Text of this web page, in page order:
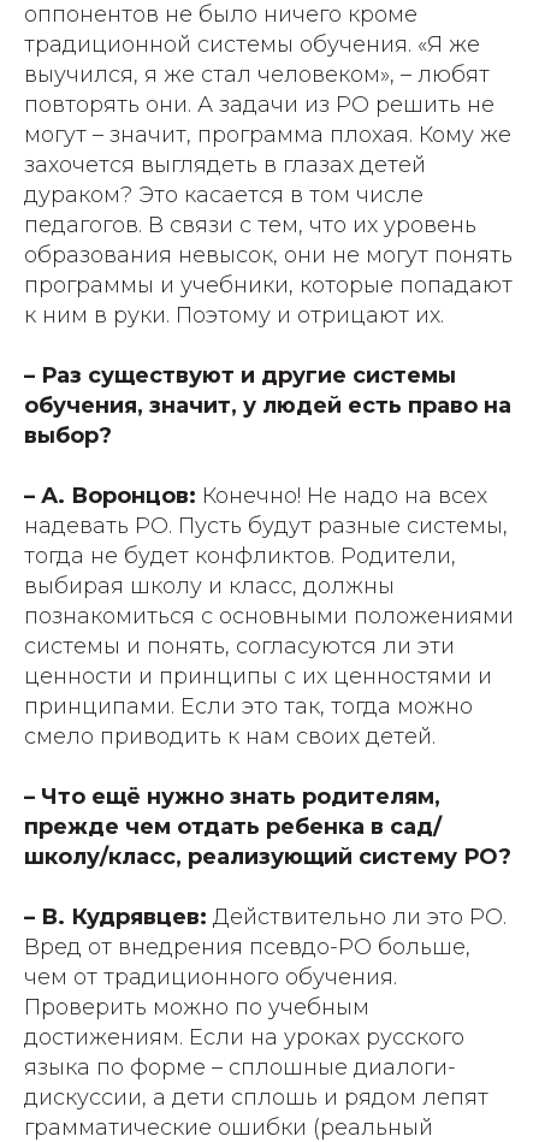
оппонентов не было ничего кроме
традиционной системы обучения. «Я же
выучился, я же стал человеком», – любят
повторять они. А задачи из РО решить не
могут – значит, программа плохая. Кому же
захочется выглядеть в глазах детей
дураком? Это касается в том числе
педагогов. В связи с тем, что их уровень
образования невысок, они не могут понять
программы и учебники, которые попадают
к ним в руки. Поэтому и отрицают их.
– Раз существуют и другие системы
обучения, значит, у людей есть право на
выбор?
– А. Воронцов: Конечно! Не надо на всех
надевать РО. Пусть будут разные системы,
тогда не будет конфликтов. Родители,
выбирая школу и класс, должны
познакомиться с основными положениями
системы и понять, согласуются ли эти
ценности и принципы с их ценностями и
принципами. Если это так, тогда можно
смело приводить к нам своих детей.
– Что ещё нужно знать родителям,
прежде чем отдать ребенка в сад/
школу/класс, реализующий систему РО?
– В. Кудрявцев: Действительно ли это РО.
Вред от внедрения псевдо-РО больше,
чем от традиционного обучения.
Проверить можно по учебным
достижениям. Если на уроках русского
языка по форме – сплошные диалоги-
дискуссии, а дети сплошь и рядом лепят
грамматические ошибки (реальный